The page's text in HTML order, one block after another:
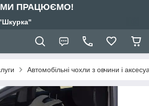
МИ ПРАЦЮЄМО!
"Шкурка"
Автомобільні чохли з овчини і